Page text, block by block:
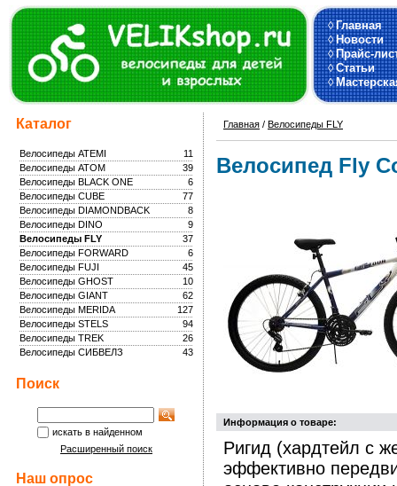
◊Главная
◊Новости
◊Прайс-
◊Статьи
◊
Каталог
11
Велосипеды ATEMI
39
Велосипеды ATOM
6
Велосипеды BLACK ONE
77
Велосипеды CUBE
8
Велосипеды DIAMONDBACK
9
Велосипеды DINO
37
Велосипеды FLY
6
Велосипеды FORWARD
45
Велосипеды FUJI
10
Велосипеды GHOST
62
Велосипеды GIANT
127
Велосипеды MERIDA
94
Велосипеды STELS
26
Велосипеды TREK
43
Велосипеды СИБВЕЛЗ
Поиск
искать в найденном
Расширенный поиск
Наш опрос
Главная / Велосипеды FLY
Велосипед Fly
Информация о товаре:
Ригид (хардтейл с
эффективно